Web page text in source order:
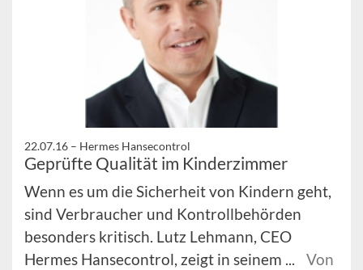
22.07.16 – Hermes Hansecontrol
Geprüfte Qualität im Kinderzimmer
Wenn es um die Sicherheit von Kindern geht,
sind Verbraucher und Kontrollbehörden
besonders kritisch. Lutz Lehmann, CEO
Hermes Hansecontrol, zeigt in seinem ...
Von